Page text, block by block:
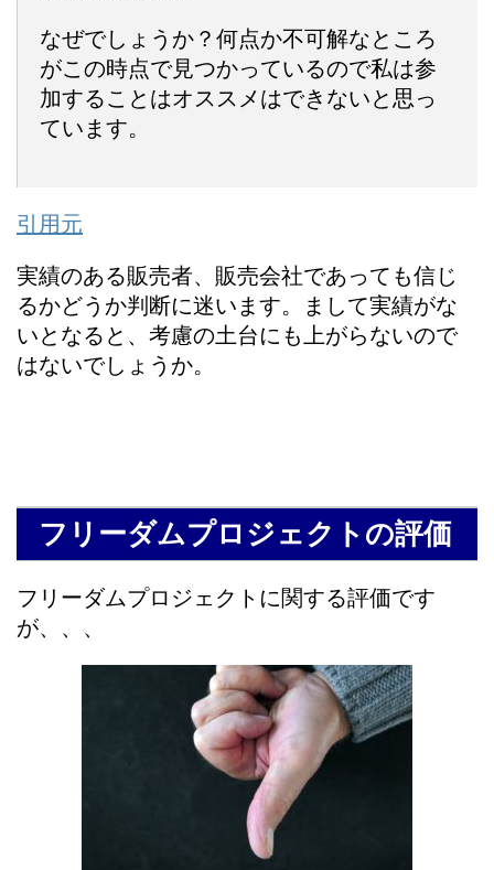
なぜでしょうか？何点か不可解なところ
がこの時点で見つかっているので私は参
加することはオススメはできないと思っ
ています。
引用元
実績のある販売者、販売会社であっても信じ
るかどうか判断に迷います。まして実績がな
いとなると、考慮の土台にも上がらないので
はないでしょうか。
フリーダムプロジェクトの評価
フリーダムプロジェクトに関する評価です
が、、、